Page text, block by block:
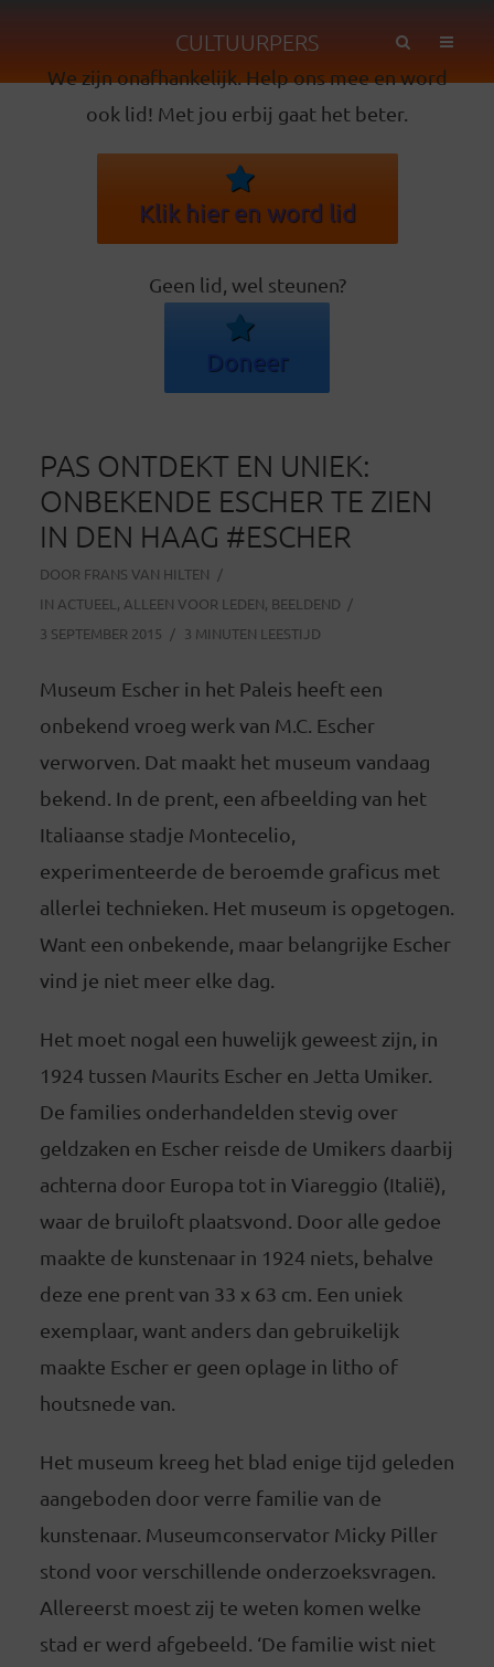
CULTUURPERS
We zijn onafhankelijk. Help ons mee en word
ook lid! Met jou erbij gaat het beter.
Klik hier en word lid
Geen lid, wel steunen?
Doneer
PAS ONTDEKT EN UNIEK:
ONBEKENDE ESCHER TE ZIEN
IN DEN HAAG #ESCHER
DOOR FRANS VAN HILTEN
IN ACTUEEL , ALLEEN VOOR LEDEN, BEELDEND
3 SEPTEMBER 2015
3 MINUTEN LEESTIJD
Museum Escher in het Paleis heeft een
onbekend vroeg werk van M.C. Escher
verworven. Dat maakt het museum vandaag
bekend. In de prent, een afbeelding van het
Italiaanse stadje Montecelio,
experimenteerde de beroemde graficus met
allerlei technieken. Het museum is opgetogen.
Want een onbekende, maar belangrijke Escher
vind je niet meer elke dag.
Het moet nogal een huwelijk geweest zijn, in
1924 tussen Maurits Escher en Jetta Umiker.
De families onderhandelden stevig over
geldzaken en Escher reisde de Umikers daarbij
achterna door Europa tot in Viareggio (Italië),
waar de bruiloft plaatsvond. Door alle gedoe
maakte de kunstenaar in 1924 niets, behalve
deze ene prent van 33 x 63 cm. Een uniek
exemplaar, want anders dan gebruikelijk
maakte Escher er geen oplage in litho of
houtsnede van.
Het museum kreeg het blad enige tijd geleden
aangeboden door verre familie van de
kunstenaar. Museumconservator Micky Piller
stond voor verschillende onderzoeksvragen.
Allereerst moest zij te weten komen welke
stad er werd afgebeeld. ‘De familie wist niet